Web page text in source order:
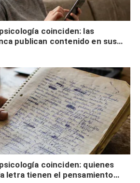
coinciden: las
publican contenido en sus
buscar validación
coinciden: quienes
letra tienen el pensamiento